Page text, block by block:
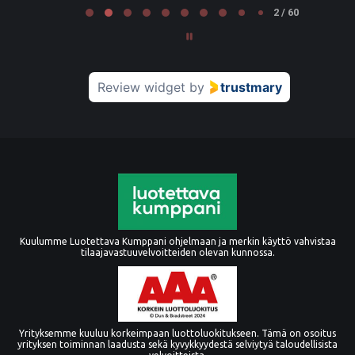
2 / 60
Review widget by trustmary
Kuulumme Luotettava Kumppani ohjelmaan ja merkin käyttö vahvistaa
tilaajavastuuvelvoitteiden olevan kunnossa.
Yrityksemme kuuluu korkeimpaan luottoluokitukseen. Tämä on osoitus
yrityksen toiminnan laadusta sekä kyvykkyydestä selviytyä taloudellisista